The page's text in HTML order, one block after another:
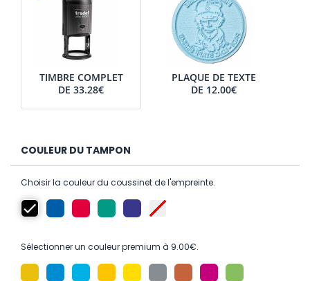
TIMBRE COMPLET
DE 33.28€
PLAQUE DE TEXTE
DE 12.00€
COULEUR DU TAMPON
Choisir la couleur du coussinet de l'empreinte.
Sélectionner un couleur premium à 9.00€.